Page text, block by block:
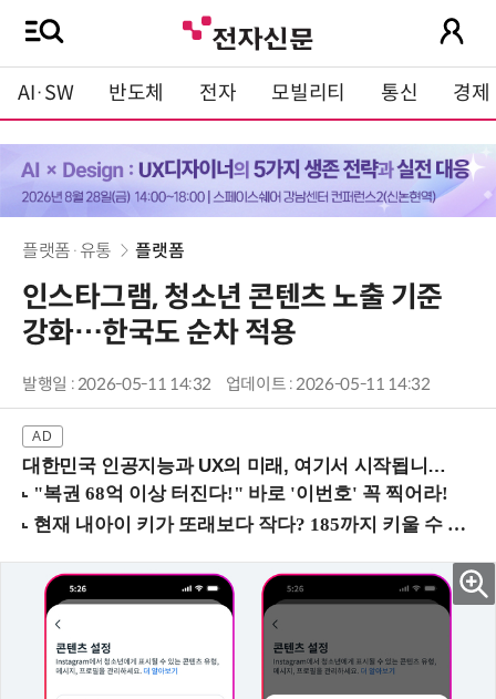
AI·SW 반도체 전자 모빌리티 통신 경제
플랫폼·유통 플랫폼
인스타그램, 청소년 콘텐츠 노출 기준
강화…한국도 순차 적용
발행일 : 2026-05-11 14:32 업데이트 : 2026-05-11 14:32
대한민국 인공지능과 UX의 미래, 여기서 시작됩니다! (9/2 강남역)